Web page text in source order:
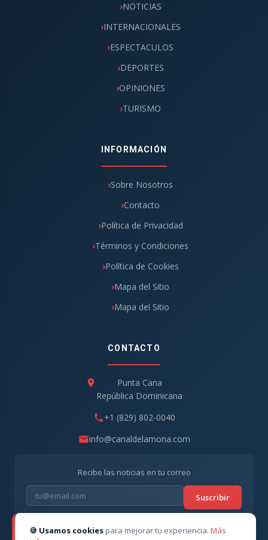
NOTICIAS
INTERNACIONALES
ESPECTACULOS
DEPORTES
OPINIONES
TURISMO
INFORMACIÓN
Sobre Nosotros
Contacto
Política de Privacidad
Términos y Condiciones
Política de Cookies
Mapa del Sitio
Mapa del Sitio
CONTACTO
Punta Cana
República Dominicana
+1 (829) 802-0040
info@canaldelamona.com
Recibe las noticias en tu correo
Suscribir
🍪 Usamos cookies para mejorar tu experiencia. Más